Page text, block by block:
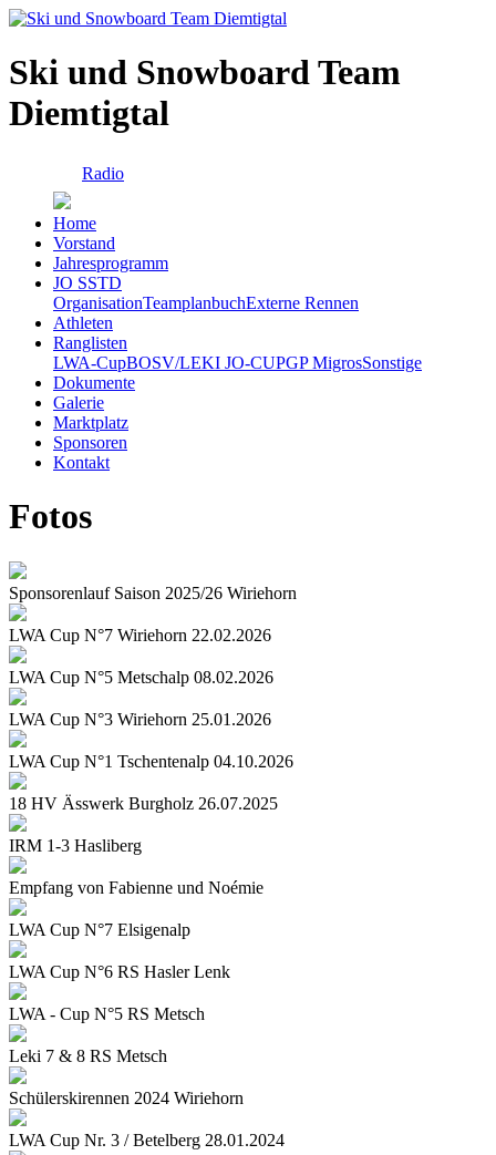
Ski und Snowboard Team
Diemtigtal
Radio
Home
Vorstand
Jahresprogramm
JO SSTD
OrganisationTeamplanbuchExterne Rennen
Athleten
Ranglisten
LWA-CupBOSV/LEKI JO-CUPGP MigrosSonstige
Dokumente
Galerie
Marktplatz
Sponsoren
Kontakt
Fotos
Sponsorenlauf Saison 2025/26 Wiriehorn
LWA Cup N°7 Wiriehorn 22.02.2026
LWA Cup N°5 Metschalp 08.02.2026
LWA Cup N°3 Wiriehorn 25.01.2026
LWA Cup N°1 Tschentenalp 04.10.2026
18 HV Ässwerk Burgholz 26.07.2025
IRM 1-3 Hasliberg
Empfang von Fabienne und Noémie
LWA Cup N°7 Elsigenalp
LWA Cup N°6 RS Hasler Lenk
LWA - Cup N°5 RS Metsch
Leki 7 & 8 RS Metsch
Schülerskirennen 2024 Wiriehorn
LWA Cup Nr. 3 / Betelberg 28.01.2024